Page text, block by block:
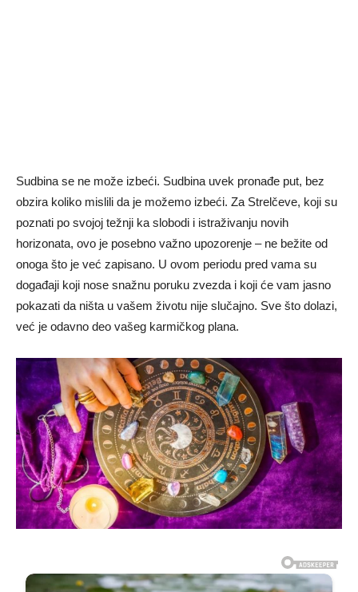
Sudbina se ne može izbeći. Sudbina uvek pronađe put, bez
obzira koliko mislili da je možemo izbeći. Za Strelčeve, koji su
poznati po svojoj težnji ka slobodi i istraživanju novih
horizonata, ovo je posebno važno upozorenje – ne bežite od
onoga što je već zapisano. U ovom periodu pred vama su
događaji koji nose snažnu poruku zvezda i koji će vam jasno
pokazati da ništa u vašem životu nije slučajno. Sve što dolazi,
već je odavno deo vašeg karmičkog plana.